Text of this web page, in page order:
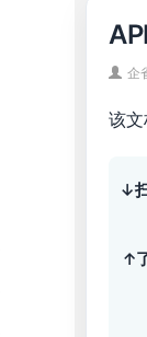
企
该
↓
↑